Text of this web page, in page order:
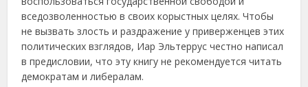
вседозволенностью в своих корыстных целях. Чтобы
не вызвать злость и раздражение у приверженцев этих
политических взглядов, Иар Эльтеррус честно написал
в предисловии, что эту книгу не рекомендуется читать
демократам и либералам.